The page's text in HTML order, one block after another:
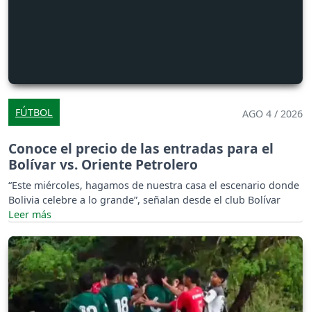
FÚTBOL AGO 4 / 2026
Conoce el precio de las entradas para el
Bolívar vs. Oriente Petrolero
“Este miércoles, hagamos de nuestra casa el escenario donde
Bolivia celebre a lo grande”, señalan desde el club Bolívar